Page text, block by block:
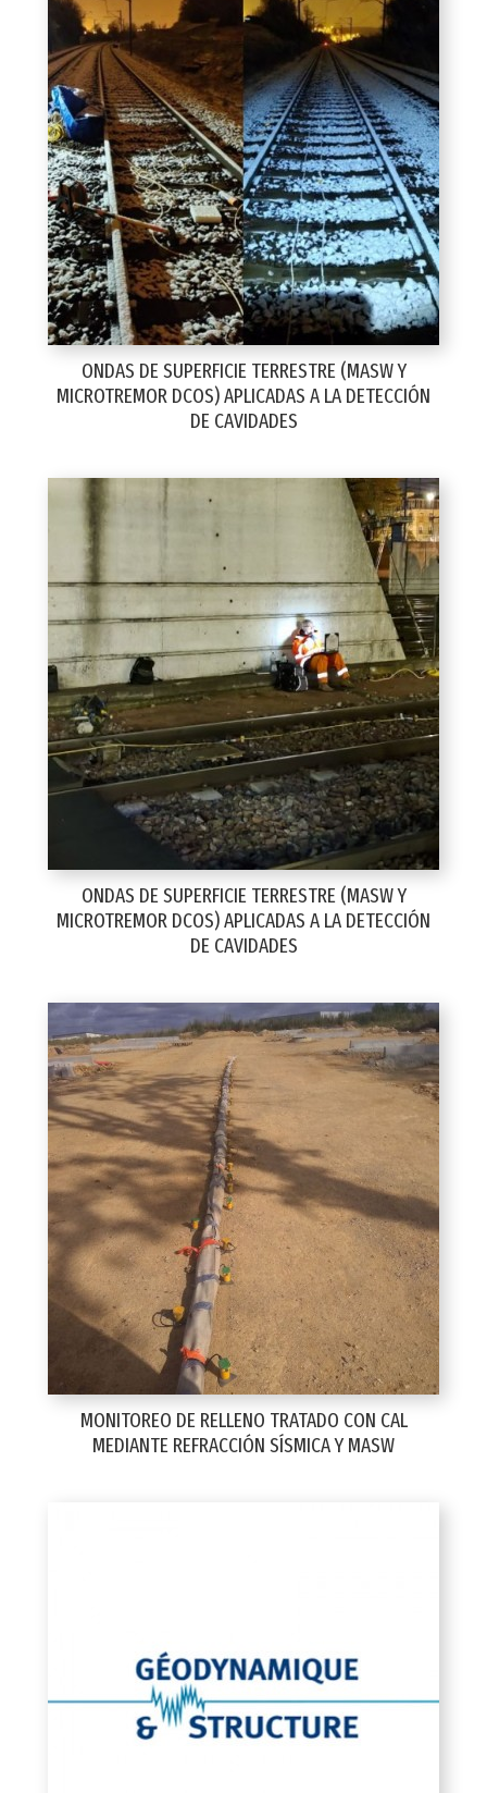
ONDAS DE SUPERFICIE TERRESTRE (MASW Y
MICROTREMOR DCOS) APLICADAS A LA DETECCIÓN
DE CAVIDADES
ONDAS DE SUPERFICIE TERRESTRE (MASW Y
MICROTREMOR DCOS) APLICADAS A LA DETECCIÓN
DE CAVIDADES
MONITOREO DE RELLENO TRATADO CON CAL
MEDIANTE REFRACCIÓN SÍSMICA Y MASW